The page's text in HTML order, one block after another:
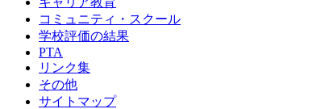
コミュニティ・スクール
学校評価の結果
PTA
リンク集
その他
サイトマップ